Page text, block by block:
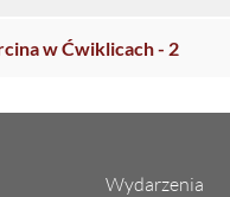
w Ćwiklicach - 2
Wydarzenia